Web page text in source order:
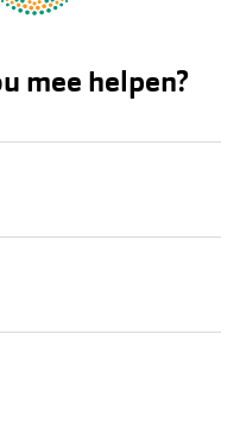
mee helpen?